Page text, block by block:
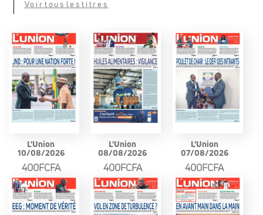
Voir tous les titres
L'Union
10/08/2026
400FCFA
L'Union
08/08/2026
400FCFA
L'Union
07/08/2026
400FCFA